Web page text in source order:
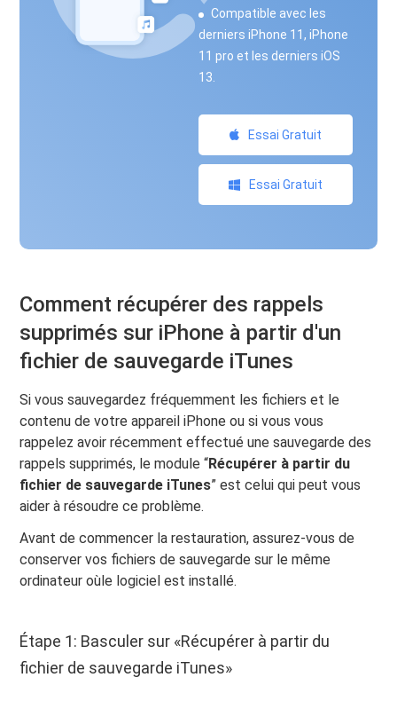
Compatible avec les
derniers iPhone 11, iPhone
11 pro et les derniers iOS
13.
Essai Gratuit
Essai Gratuit
Comment récupérer des rappels
supprimés sur iPhone à partir d'un
fichier de sauvegarde iTunes
Si vous sauvegardez fréquemment les fichiers et le
contenu de votre appareil iPhone ou si vous vous
rappelez avoir récemment effectué une sauvegarde des
rappels supprimés, le module “Récupérer à partir du
fichier de sauvegarde iTunes” est celui qui peut vous
aider à résoudre ce problème.
Avant de commencer la restauration, assurez-vous de
conserver vos fichiers de sauvegarde sur le même
ordinateur oùle logiciel est installé.
Étape 1: Basculer sur «Récupérer à partir du
fichier de sauvegarde iTunes»